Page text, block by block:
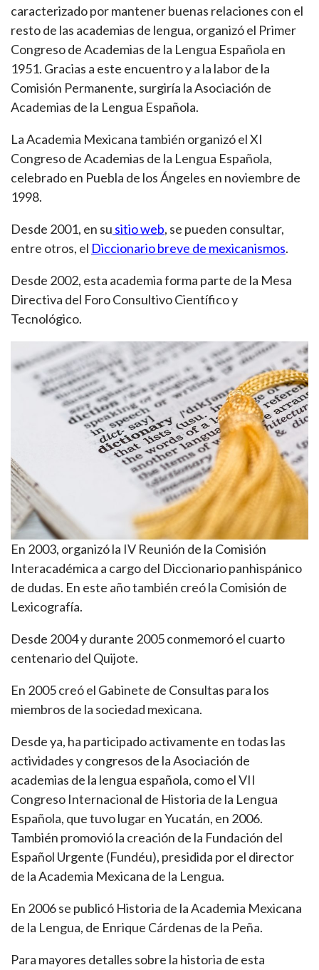
caracterizado por mantener buenas relaciones con el
resto de las academias de lengua, organizó el Primer
Congreso de Academias de la Lengua Española en
1951. Gracias a este encuentro y a la labor de la
Comisión Permanente, surgiría la Asociación de
Academias de la Lengua Española.
La Academia Mexicana también organizó el XI
Congreso de Academias de la Lengua Española,
celebrado en Puebla de los Ángeles en noviembre de
1998.
Desde 2001, en su sitio web, se pueden consultar,
entre otros, el Diccionario breve de mexicanismos.
Desde 2002, esta academia forma parte de la Mesa
Directiva del Foro Consultivo Científico y
Tecnológico.
En 2003, organizó la IV Reunión de la Comisión
Interacadémica a cargo del Diccionario panhispánico
de dudas. En este año también creó la Comisión de
Lexicografía.
Desde 2004 y durante 2005 conmemoró el cuarto
centenario del Quijote.
En 2005 creó el Gabinete de Consultas para los
miembros de la sociedad mexicana.
Desde ya, ha participado activamente en todas las
actividades y congresos de la Asociación de
academias de la lengua española, como el VII
Congreso Internacional de Historia de la Lengua
Española, que tuvo lugar en Yucatán, en 2006.
También promovió la creación de la Fundación del
Español Urgente (Fundéu), presidida por el director
de la Academia Mexicana de la Lengua.
En 2006 se publicó Historia de la Academia Mexicana
de la Lengua, de Enrique Cárdenas de la Peña.
Para mayores detalles sobre la historia de esta